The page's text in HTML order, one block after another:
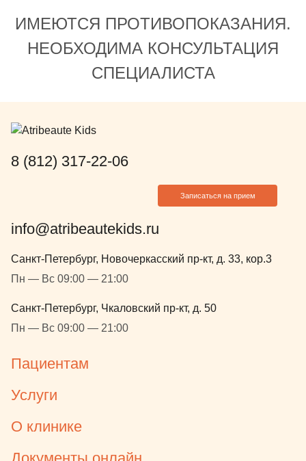
ИМЕЮТСЯ ПРОТИВОПОКАЗАНИЯ.
НЕОБХОДИМА КОНСУЛЬТАЦИЯ
СПЕЦИАЛИСТА
8 (812) 317-22-06
Записаться на прием
info@atribeautekids.ru
Санкт-Петербург, Новочеркасский пр-кт, д. 33, кор.3
Пн — Вс 09:00 — 21:00
Санкт-Петербург, Чкаловский пр-кт, д. 50
Пн — Вс 09:00 — 21:00
Пациентам
Услуги
О клинике